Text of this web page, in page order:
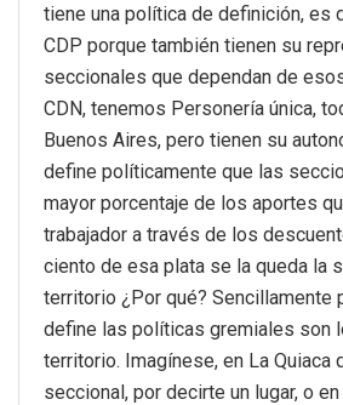
tiene una política de definición, es
CDP porque también tienen su
seccionales que dependan de
CDN, tenemos Personería única,
Buenos Aires, pero tienen su
define políticamente que las
mayor porcentaje de los aportes
trabajador a través de los
ciento de esa plata se la queda la
territorio ¿Por qué? Sencillamente
define las políticas gremiales son
territorio. Imagínese, en La Quiaca
seccional, por decirte un lugar, o